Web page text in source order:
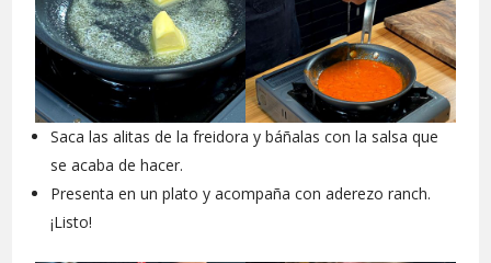
Saca las alitas de la freidora y báñalas con la salsa que
se acaba de hacer.
Presenta en un plato y acompaña con aderezo ranch.
¡Listo!